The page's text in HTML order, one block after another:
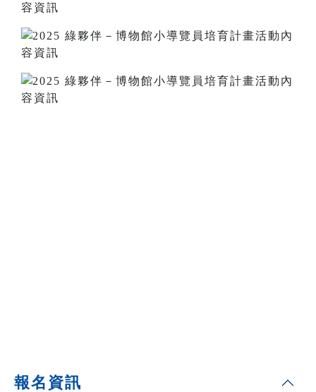
報名資訊